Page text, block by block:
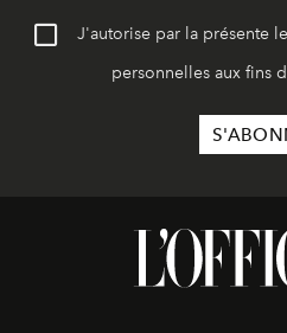
J'autorise par la présente
personnelles aux fins